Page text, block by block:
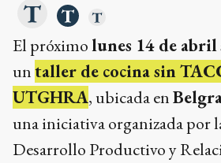
El próximolunes 14 de abril
untaller de cocina sin
UTGHRA, ubicada en
una iniciativa organizada por
Desarrollo Productivo y